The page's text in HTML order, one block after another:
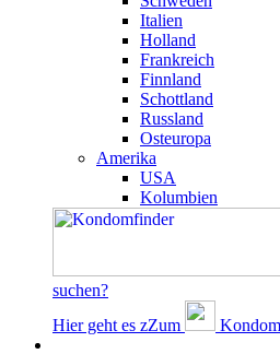
Italien
Holland
Frankreich
Finnland
Schottland
Russland
Osteuropa
Amerika
USA
Kolumbien
suchen?
Hier geht es zZum